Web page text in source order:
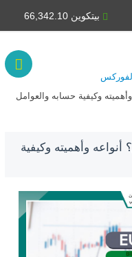
بيتكوين 66,342.10
وكيفية حسابه والعوامل
وأهميته وكيفية